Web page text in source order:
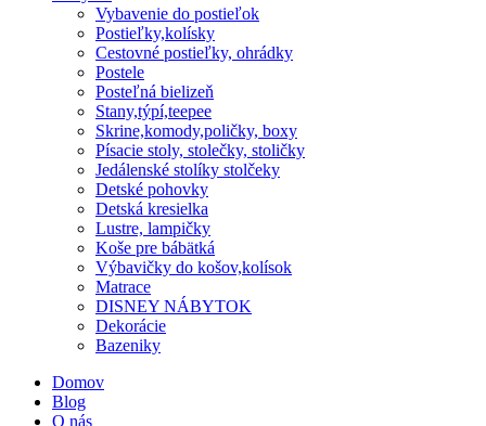
Vybavenie do postieľok
Postieľky,kolísky
Cestovné postieľky, ohrádky
Postele
Posteľná bielizeň
Stany,týpí,teepee
Skrine,komody,poličky, boxy
Písacie stoly, stolečky, stoličky
Jedálenské stolíky stolčeky
Detské pohovky
Detská kresielka
Lustre, lampičky
Koše pre bábätká
Výbavičky do košov,kolísok
Matrace
DISNEY NÁBYTOK
Dekorácie
Bazeniky
Domov
Blog
O nás